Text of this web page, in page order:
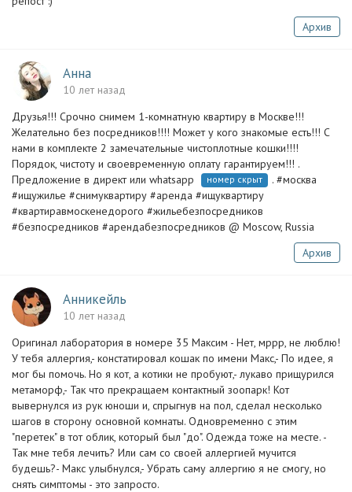
Архив
Анна
10 лет назад
Друзья!!! Срочно снимем 1-комнатную квартиру в Москве!!!
Желательно без посредников!!!! Может у кого знакомые есть!!! С
нами в комплекте 2 замечательные чистоплотные кошки!!!!
Порядок, чистоту и своевременную оплату гарантируем!!! .
Предложение в директ или whatsapp
номер скрыт
. #москва
#ищужилье #снимуквартиру #аренда #ищуквартиру
#квартиравмоскенедорого #жильебезпосредников
#безпосредников #арендабезпосредников @ Moscow, Russia
Архив
Анникейль
10 лет назад
Оригинал лаборатория в номере 35 Максим - Нет, мррр, не люблю!
У тебя аллергия,- констатировал кошак по имени Макс,- По идее, я
мог бы помочь. Но я кот, а котики не пробуют,- лукаво прищурился
метаморф,- Так что прекращаем контактный зоопарк! Кот
вывернулся из рук юноши и, спрыгнув на пол, сделал несколько
шагов в сторону основной комнаты. Одновременно с этим
"перетек" в тот облик, который был "до". Одежда тоже на месте. -
Так мне тебя лечить? Или сам со своей аллергией мучится
будешь?- Макс улыбнулся,- Убрать саму аллергию я не смогу, но
снять симптомы - это запросто.